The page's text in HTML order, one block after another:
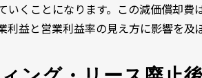
いくことになります。この減価償却
利益と営業利益率の見え方に影響を及